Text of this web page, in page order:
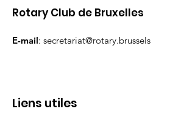
Rotary Club de Bruxelles
E-mail: secretariat@rotary.brussels
Liens utiles